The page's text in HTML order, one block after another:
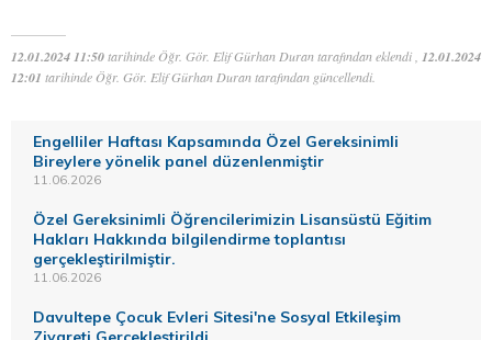
12.01.2024 11:50tarihinde Öğr. Gör. Elif Gürhan Duran tarafından eklendi , 12.01.2024
12:01 tarihinde Öğr. Gör. Elif Gürhan Duran tarafından güncellendi.
Engelliler Haftası Kapsamında Özel Gereksinimli
Bireylere yönelik panel düzenlenmiştir
11.06.2026
Özel Gereksinimli Öğrencilerimizin Lisansüstü Eğitim
Hakları Hakkında bilgilendirme toplantısı
gerçekleştirilmiştir.
11.06.2026
Davultepe Çocuk Evleri Sitesi'ne Sosyal Etkileşim